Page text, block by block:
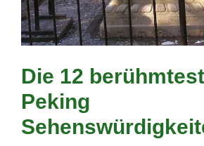
Die 12
Peking